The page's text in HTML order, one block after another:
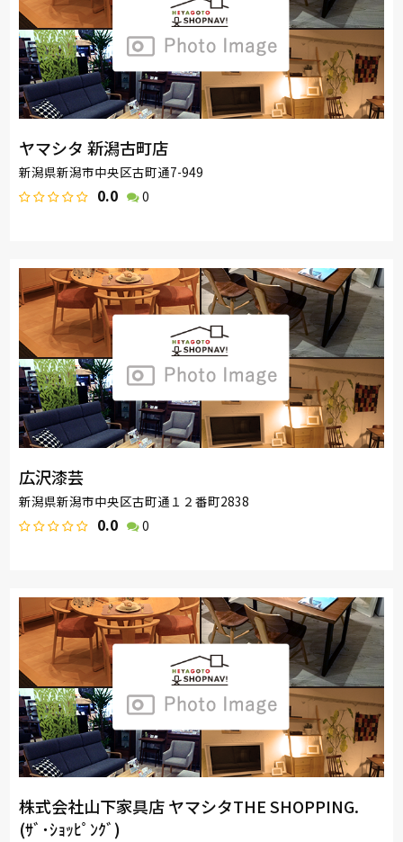
ヤマシタ 新潟古町店
新潟県新潟市中央区古町通7-949
0.0 0
広沢漆芸
新潟県新潟市中央区古町通１２番町2838
0.0 0
株式会社山下家具店 ヤマシタTHE SHOPPING.
(ｻﾞ･ｼｮｯﾋﾟﾝｸﾞ)